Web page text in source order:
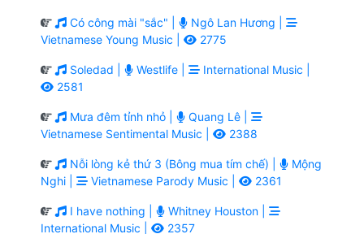
Có công mài "sắc" |
Ngô Lan Hương |
Vietnamese Young Music |
2775
Soledad | Westlife |
International Music |
2581
Mưa đêm tỉnh nhỏ |
Quang Lê |
Vietnamese Sentimental Music |
2388
Nỗi lòng kẻ thứ 3 (Bông mua tím chế) |
Mộng
Nghi |
Vietnamese Parody Music | 2361
I have nothing |
Whitney Houston |
International Music |
2357